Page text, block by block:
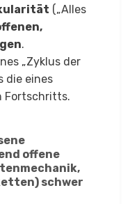
(„Alles
.
„Zyklus der
die eines
Fortschritts.
offene
schwer